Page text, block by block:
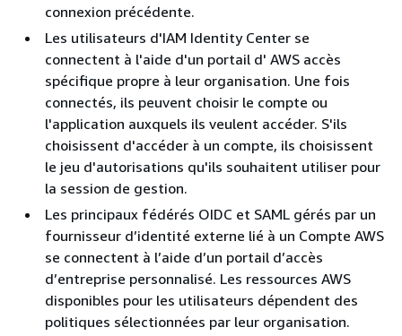
connexion précédente.
Les utilisateurs d'IAM Identity Center se
connectent à l'aide d'un portail d' AWS accès
spécifique propre à leur organisation. Une fois
connectés, ils peuvent choisir le compte ou
l'application auxquels ils veulent accéder. S'ils
choisissent d'accéder à un compte, ils choisissent
le jeu d'autorisations qu'ils souhaitent utiliser pour
la session de gestion.
Les principaux fédérés OIDC et SAML gérés par un
fournisseur d’identité externe lié à un Compte AWS
se connectent à l’aide d’un portail d’accès
d’entreprise personnalisé. Les ressources AWS
disponibles pour les utilisateurs dépendent des
politiques sélectionnées par leur organisation.